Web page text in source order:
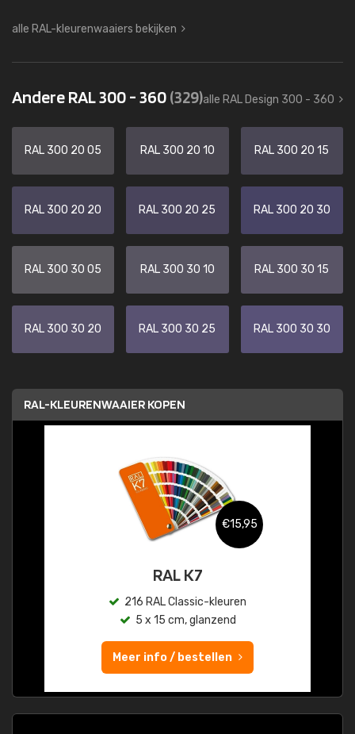
alle RAL-kleurenwaaiers bekijken
Andere RAL 300 - 360(329)alle RAL Design 300 - 360
RAL 300 20 05 RAL 300 20 10 RAL 300 20 15
RAL 300 20 20 RAL 300 20 25 RAL 300 20 30
RAL 300 30 05 RAL 300 30 10 RAL 300 30 15
RAL 300 30 20 RAL 300 30 25 RAL 300 30 30
RAL-KLEURENWAAIER KOPEN
€15,95
RAL K7
216 RAL Classic-kleuren
5 x 15 cm, glanzend
Meer info / bestellen